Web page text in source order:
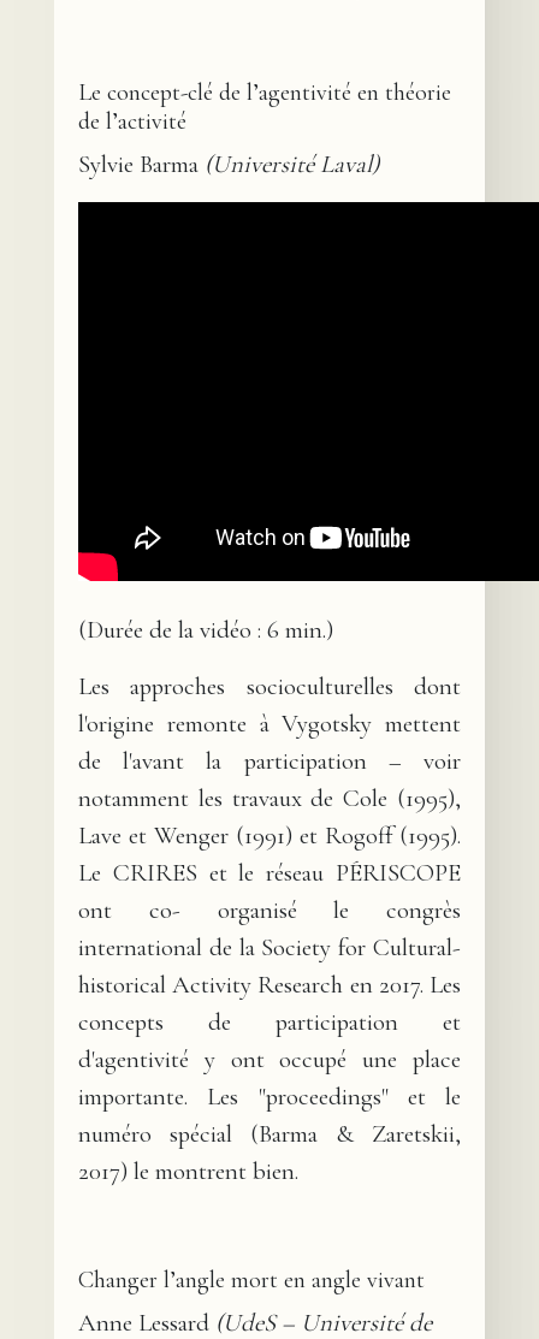
Le concept-clé de l’agentivité en théorie
de l’activité
Sylvie Barma (Université Laval)
(Durée de la vidéo : 6 min.)
Les approches socioculturelles dont
l'origine remonte à Vygotsky mettent
de l'avant la participation – voir
notamment les travaux de Cole (1995),
Lave et Wenger (1991) et Rogoff (1995).
Le CRIRES et le réseau PÉRISCOPE
ont co- organisé le congrès
international de la Society for Cultural-
historical Activity Research en 2017. Les
concepts de participation et
d'agentivité y ont occupé une place
importante. Les "proceedings" et le
numéro spécial (Barma & Zaretskii,
2017) le montrent bien.
Changer l’angle mort en angle vivant
Anne Lessard (UdeS – Université de